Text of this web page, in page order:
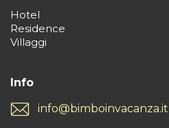
Hotel
Residence
Villaggi
Info
info@bimboinvacanza.it